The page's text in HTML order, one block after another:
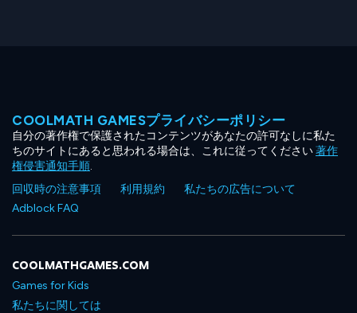
COOLMATH GAMESプライバシーポリシー
自分の著作権で保護されたコンテンツがあなたの許可なしに私た
ちのサイトにあると思われる場合は、これに従ってください著作
権侵害通知手順.
回収時の注意事項
利用規約
私たちの広告について
Adblock FAQ
COOLMATHGAMES.COM
Games for Kids
私たちに関しては